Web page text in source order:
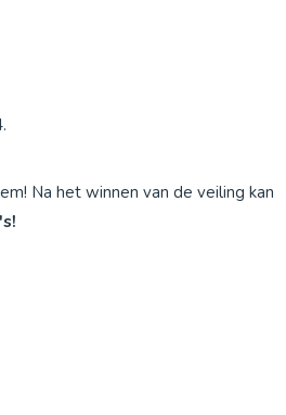
Na het winnen van de veiling kan